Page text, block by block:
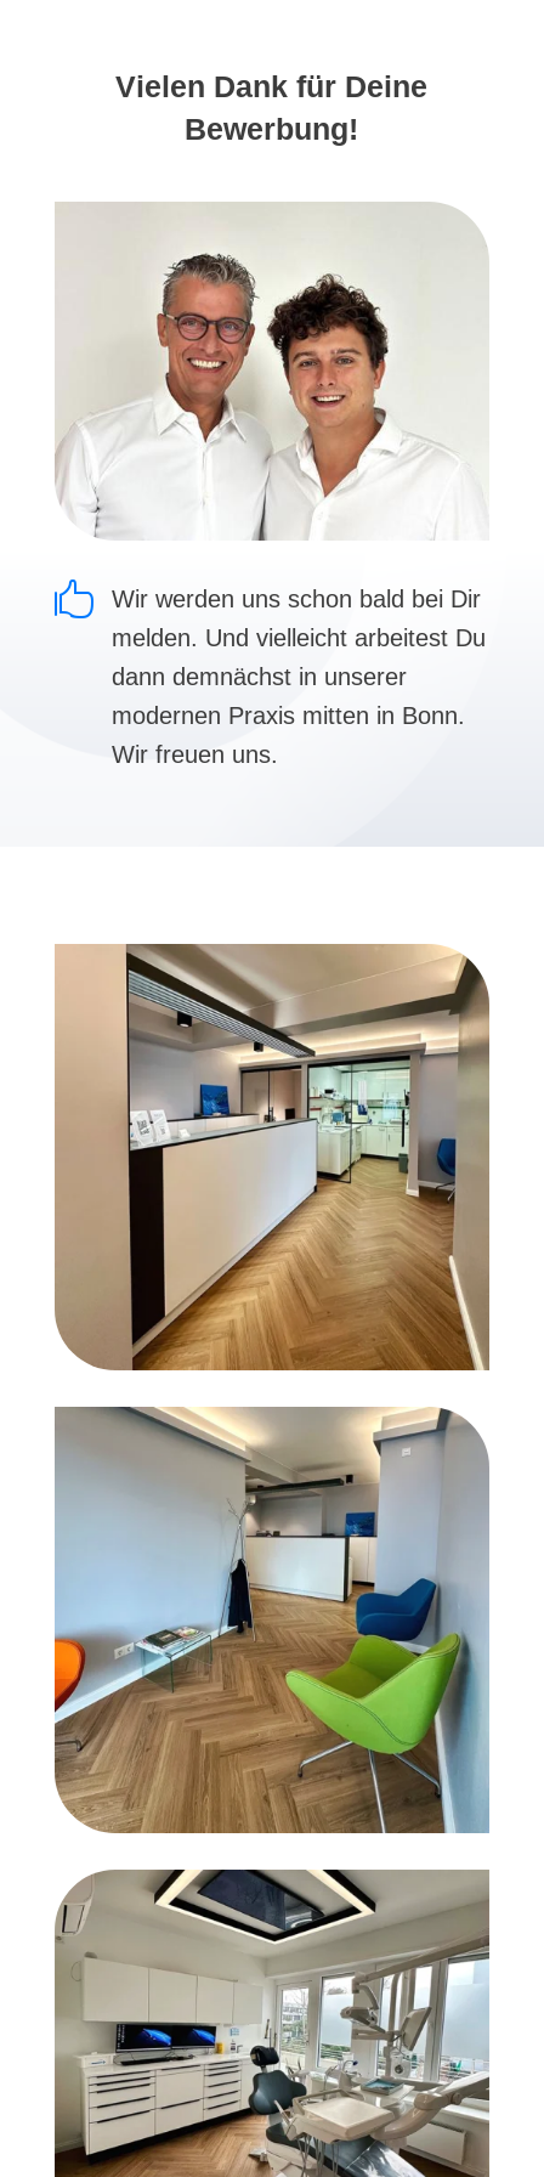
Vielen Dank für Deine
Bewerbung!

Wir werden uns schon bald bei Dir
melden. Und vielleicht arbeitest Du
dann demnächst in unserer
modernen Praxis mitten in Bonn.
Wir freuen uns.